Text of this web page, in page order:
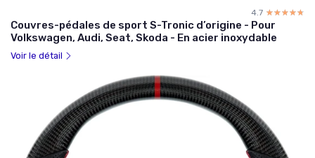
4.7 ☆☆☆☆☆
★★★★★
Couvres-pédales de sport S-Tronic d’origine - Pour
Volkswagen, Audi, Seat, Skoda - En acier inoxydable
Voir le détail